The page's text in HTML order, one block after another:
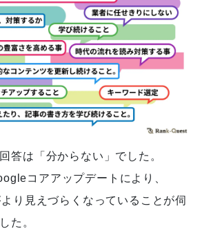
答は「分からない」でした。
コアアップデートにより、
り見えづらくなっていることが伺
た。